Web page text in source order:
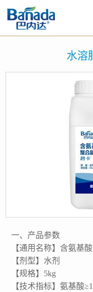
水溶
一、产品参数
【通用名称】含氨基
【剂型】水剂
【规格】5kg
【技术指标】氨基酸